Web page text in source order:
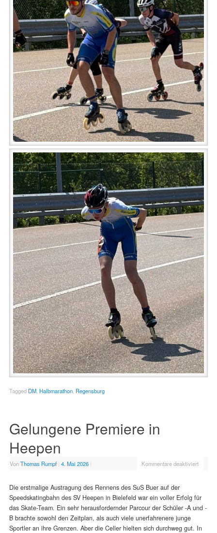
Tagged DM, Halbmarathon, Regensburg
Gelungene Premiere in
Heepen
VonThomas Rumpf | 4. Mai 2026 | Kommentare deaktiviert
Die erstmalige Austragung des Rennens des SuS Buer auf der
Speedskatingbahn des SV Heepen in Bielefeld war ein voller Erfolg für
das Skate-Team. Ein sehr herausfordernder Parcour der Schüler -A und -
B brachte sowohl den Zeitplan, als auch viele unerfahrenere junge
Sportler an ihre Grenzen. Aber die Celler hielten sich durchweg gut. In